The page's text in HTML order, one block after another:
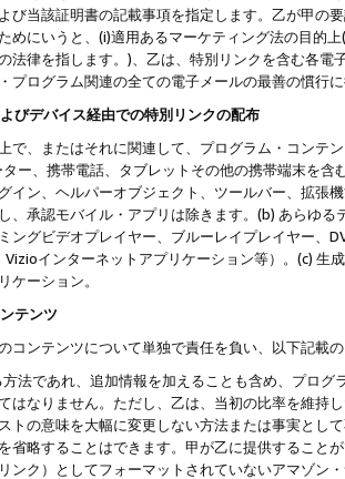
び当該証明書の記載事項を指定します。乙が甲の
めにいうと、(i)適用あるマーケティング法の目的
法律を指します。)、乙は、特別リンクを含む各
プログラム関連の全ての電子メールの最善の慣行
びデバイス経由での特別リンクの配布
で、またはそれに関連して、プログラム・コンテ
ター、携帯電話、タブレットその他の携帯端末を
イン、ヘルパーオブジェクト、ツールバー、拡張
、承認モバイル・アプリは除きます。(b) あらゆ
ングビデオプレイヤー、ブルーレイプレイヤー、
Vizioインターネットアプリケーション等）。(c)
ケーション。
テンツ
コンテンツについて単独で責任を負い、以下記載
法であれ、追加情報を加えることも含め、プロ
はなりません。ただし、乙は、当初の比率を維持
トの意味を大幅に変更しない方法または事実とし
省略することはできます。甲が乙に提供すること
ンク）としてフォーマットされていないアマゾン